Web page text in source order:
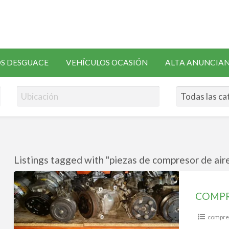
SOLICITAR
RECAMBIOS
DESGUACE VEHÍCULOS OCASIÓN ALTA
Listings tagged with "piezas de compresor de
COMPRESORES
AIRE
ACONDICIONADO